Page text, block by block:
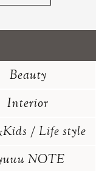
Beauty
Interior
Kids / Life style
NOTE